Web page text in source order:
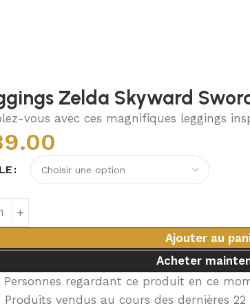
Zelda Skyward
vous avec ces magnifiques leggings
Ajouter au
Acheter
Personnes regardant ce produit en ce
Produits vendus au cours des dernières 22